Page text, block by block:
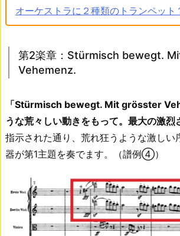
オーケストラに２種類のトランペット
第2楽章：Stürmisch bewegt.
Vehemenz.
「Stürmisch bewegt. Mit grösster
うな荒々しい動きをもって。最大の激烈
指示された通り、荒れ狂うような激しい
器が第1主題を奏でます。（譜例④）